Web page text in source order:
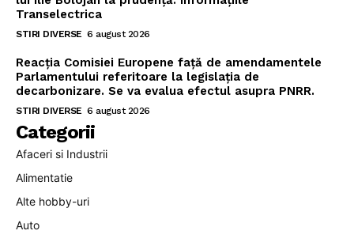
Transelectrica
STIRI DIVERSE 6 august 2026
Reacția Comisiei Europene față de amendamentele
Parlamentului referitoare la legislația de
decarbonizare. Se va evalua efectul asupra PNRR.
STIRI DIVERSE 6 august 2026
Categorii
Afaceri si Industrii
Alimentatie
Alte hobby-uri
Auto